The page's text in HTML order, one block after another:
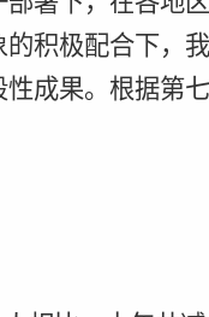
积极配合下，
成果。根据第